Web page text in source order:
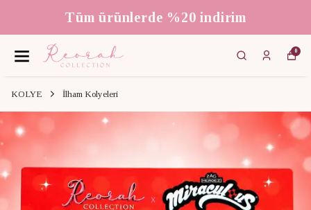
Tüm ürünlerde %20 indirim
0
KOLYE İlham Kolyeleri